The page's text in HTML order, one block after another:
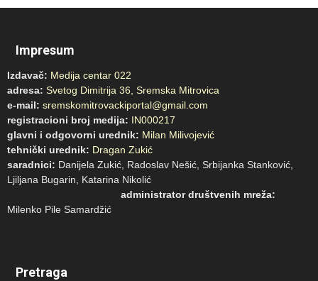
Impresum
Izdavač: Medija centar 022
adresa: Svetog Dimitrija 36, Sremska Mitrovica
e-mail: sremskomitrovackiportal@gmail.com
registracioni broj medija: IN000217
glavni i odgovorni urednik: Milan Milivojević
tehnički urednik: Dragan Zukić
saradnici: Danijela Zukić, Radoslav Nešić, Srbijanka Stanković,
Ljiljana Bugarin, Katarina Nikolić
administrator društvenih mreža:
Milenko Pile Samardžić
Pretraga